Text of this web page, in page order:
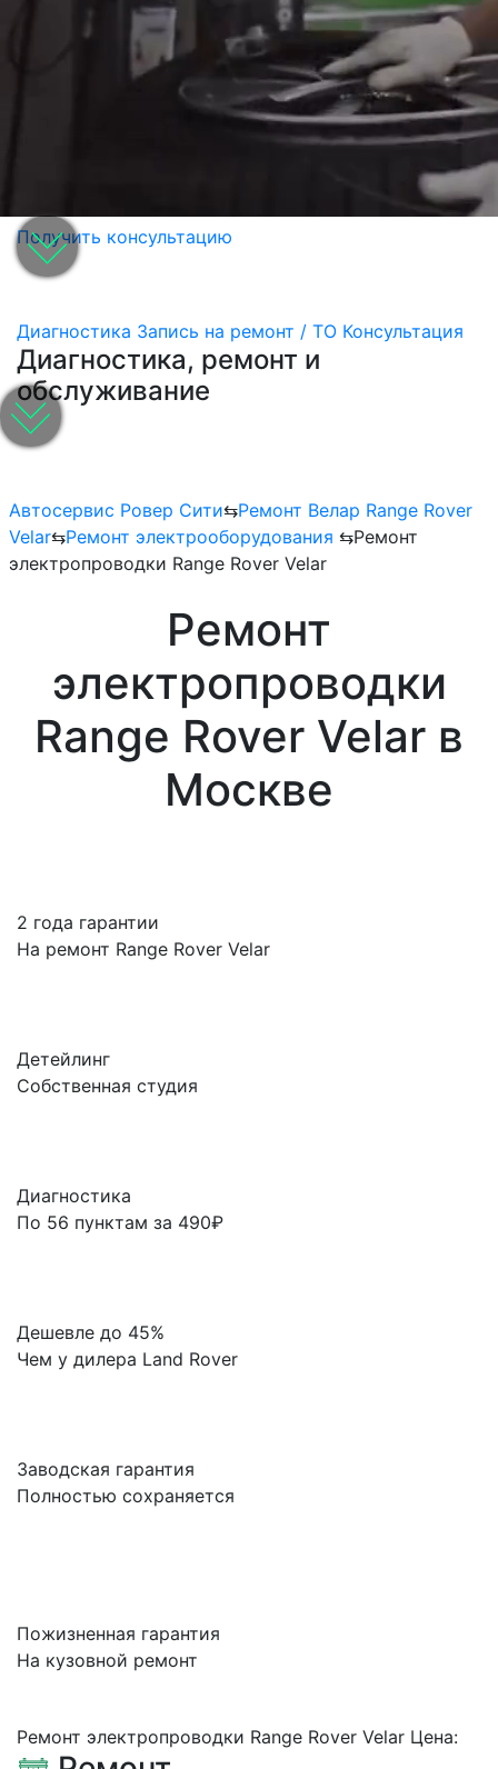
Получить консультацию
Диагностика Запись на ремонт / ТО Консультация
Диагностика, ремонт и
обслуживание
Автосервис Ровер Сити⇆Ремонт Велар Range Rover
Velar⇆Ремонт электрооборудования ⇆Ремонт
электропроводки Range Rover Velar
Ремонт
электропроводки
Range Rover Velar в
Москве
2 года гарантии
На ремонт Range Rover Velar
Детейлинг
Собственная студия
Диагностика
По 56 пунктам за 490₽
Дешевле до 45%
Чем у дилера Land Rover
Заводская гарантия
Полностью сохраняется
Пожизненная гарантия
На кузовной ремонт
Ремонт электропроводки Range Rover Velar Цена: